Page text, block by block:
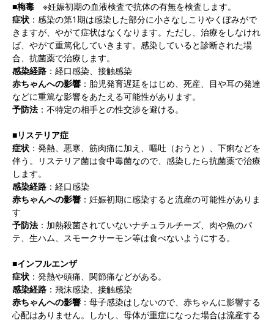
■梅毒 ※妊娠初期の血液検査で抗体の有無を検査します。
症状 ：感染の第1期は感染した部分に小さなしこりやくぼみがで
きますが、やがて症状はなくなります。ただし、治療をしなけれ
ば、やがて重篤化していきます。感染していると診断された場
合、抗菌薬で治療します。
感染経路 ：経口感染、接触感染
赤ちゃんへの影響 ：胎児発育遅延をはじめ、死産、目や耳の発達
などに重篤な影響をあたえる可能性があります。
予防法 ：不特定の相手との性交渉を避ける。
■リステリア症
症状 ：発熱、悪寒、筋肉痛に加え、嘔吐（おうと）、下痢などを
伴う。リステリア菌は食中毒菌なので、感染したら抗菌薬で治療
します。
感染経路 ：経口感染
赤ちゃんへの影響 ：妊娠初期に感染すると流産の可能性がありま
す
予防法 ：加熱殺菌されていないナチュラルチーズ、肉や魚のパ
テ、生ハム、スモークサーモン等は食べないようにする。
■インフルエンザ
症状 ：発熱や頭痛、関節痛などがある。
感染経路 ：飛沫感染、接触感染
赤ちゃんへの影響 ：母子感染はしないので、赤ちゃんに影響する
心配はありません。しかし、母体が重症になった場合は流産する